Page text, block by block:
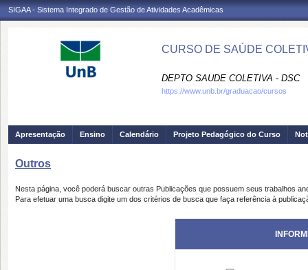
SIGAA - Sistema Integrado de Gestão de Atividades Acadêmicas
CURSO DE SAÚDE
DEPTO SAUDE COLETIVA - DSC
https://www.unb.br/graduacao/cursos
Apresentação Ensino Calendário Projeto Pedagógico do Curso
Outros
Nesta página, você poderá buscar outras Publicações que possuem seus trabalhos
Para efetuar uma busca digite um dos critérios de busca que faça referência à